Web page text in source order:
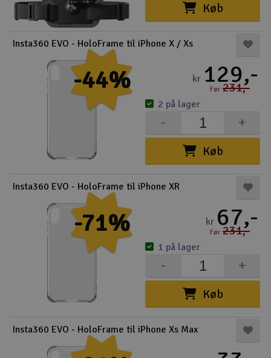
Smarthjem, leg og hobby
Solenergi
Værktøj, udstyr og tilbehør
Køb
-44%
Insta360 EVO - HoloFrame til iPhone X / Xs
kr 129,-
Før 231,-
Køb
+
-
2 på lager
-71%
Insta360 EVO - HoloFrame til iPhone XR
kr 67,-
Før 231,-
Køb
+
-
1 på lager
Insta360 EVO - HoloFrame til iPhone Xs Max